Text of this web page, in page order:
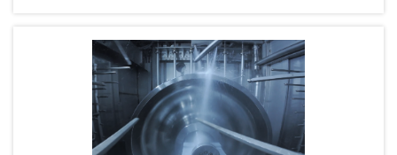
Узнайте, как они повышают соответствие
нормативным требованиям и снижают затраты
на рабочую силу — запросите технический
паспорт уже сегодня.